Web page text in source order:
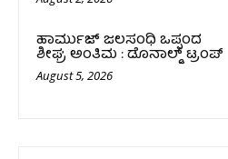
ಹಾರ್ಮುಜ್‌ ಜಲಸಂಧಿ ಒಪ್ಪಂದ
ಶೀಘ್ರ ಅಂತಿಮ : ಡೊನಾಲ್ಡ್‌ ಟ್ರಂಪ್‌
August 5, 2026